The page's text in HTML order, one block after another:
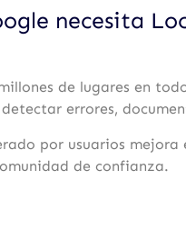
necesita
de lugares en
errores,
por usuarios
de confianza.